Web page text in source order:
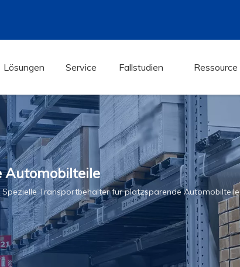
Lösungen Service Fallstudien Ressource
Automobilteile
Spezielle Transportbehälter für platzsparende Automobilteile